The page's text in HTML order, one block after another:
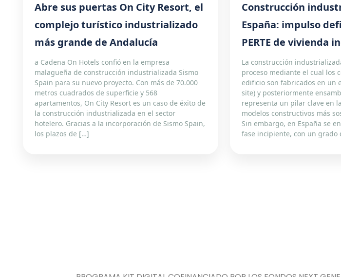
Abre sus puertas On City Resort, el
complejo turístico industrializado
más grande de Andalucía
a Cadena On Hotels confió en la empresa
malagueña de construcción industrializada Sismo
Spain para su nuevo proyecto. Con más de 70.000
metros cuadrados de superficie y 568
apartamentos, On City Resort es un caso de éxito de
la construcción industrializada en el sector
hotelero. Gracias a la incorporación de Sismo Spain,
los plazos de […]
Construcción
España: impulso
PERTE de vivienda
La construcción
proceso mediante el cual los
edificio son fabricados en un
site) y posteriormente
representa un pilar clave en
modelos constructivos más
Sin embargo, en España se
fase incipiente, con un grado